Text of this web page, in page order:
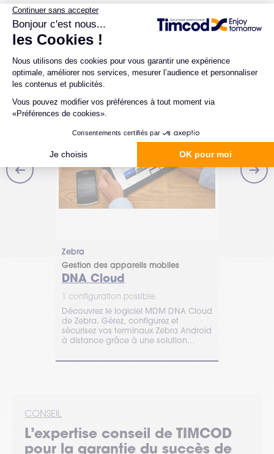
Zebra
Gestion des appareils mobiles
DNA Cloud
1 configuration possible.
Découvrez le logiciel MDM DNA Cloud
de Zebra. Gérez, configurez et
sécurisez vos terminaux Zebra Android
à distance grâce à une solution
CONSEIL
L’expertise conseil de TIMCOD
pour la garantie du succès de